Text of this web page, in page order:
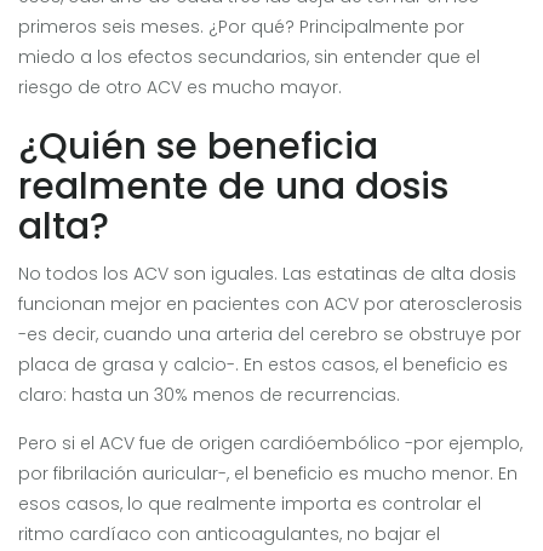
primeros seis meses. ¿Por qué? Principalmente por
miedo a los efectos secundarios, sin entender que el
riesgo de otro ACV es mucho mayor.
¿Quién se beneficia
realmente de una dosis
alta?
No todos los ACV son iguales. Las estatinas de alta dosis
funcionan mejor en pacientes con ACV por aterosclerosis
-es decir, cuando una arteria del cerebro se obstruye por
placa de grasa y calcio-. En estos casos, el beneficio es
claro: hasta un 30% menos de recurrencias.
Pero si el ACV fue de origen cardióembólico -por ejemplo,
por fibrilación auricular-, el beneficio es mucho menor. En
esos casos, lo que realmente importa es controlar el
ritmo cardíaco con anticoagulantes, no bajar el